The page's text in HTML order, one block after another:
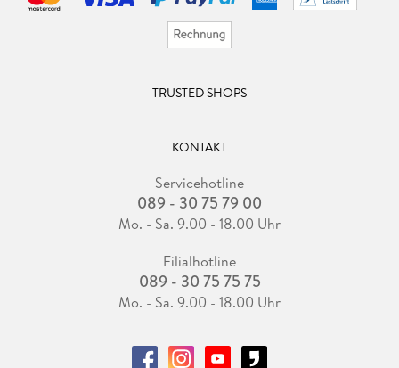
TRUSTED SHOPS
KONTAKT
Servicehotline
089 - 30 75 79 00
Mo. - Sa. 9.00 - 18.00 Uhr
Filialhotline
089 - 30 75 75 75
Mo. - Sa. 9.00 - 18.00 Uhr